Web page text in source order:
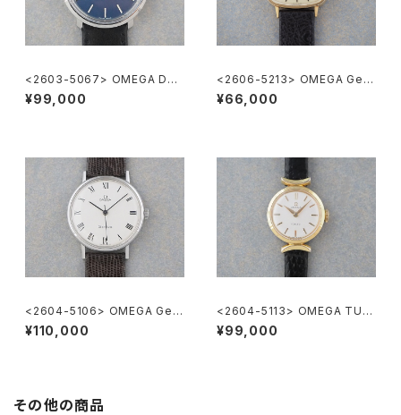
<2603-5067> OMEGA DE-
VILLE
¥99,000
<2606-5213> OMEGA Gen
eve
¥66,000
<2604-5106> OMEGA Gen
eve
¥110,000
<2604-5113> OMEGA TUR
LER
¥99,000
その他の商品